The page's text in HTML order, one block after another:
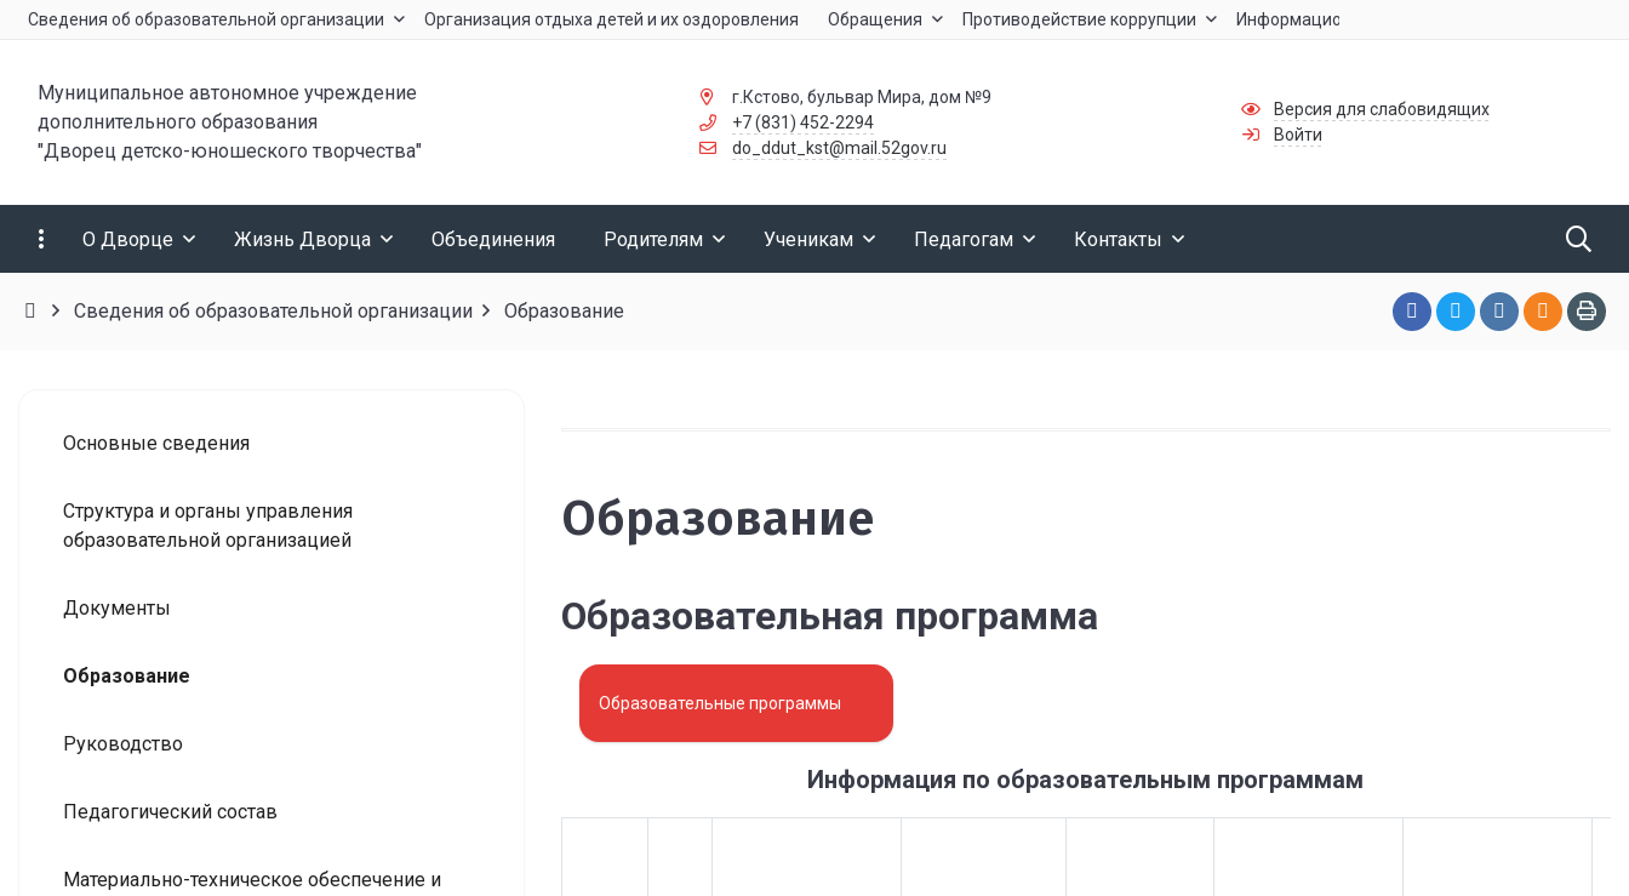
Сведения об образовательной организации Организация отдыха детей и их оздоровления Обращения Противодействие коррупции Информационная безопасность
Муниципальное автономное учреждение
дополнительного образования
"Дворец детско-юношеского творчества"
г.Кстово, бульвар Мира, дом №9
+7 (831) 452-2294
do_ddut_kst@mail.52gov.ru
Версия для слабовидящих
Войти
О Дворце Жизнь Дворца Объединения Родителям Ученикам Педагогам Контакты
Сведения об образовательной организации Образование
Основные сведения
Структура и органы управления
образовательной организацией
Документы
Образование
Руководство
Педагогический состав
Материально-техническое обеспечение и
Образование
Образовательная программа
Образовательные программы
Информация по образовательным программам